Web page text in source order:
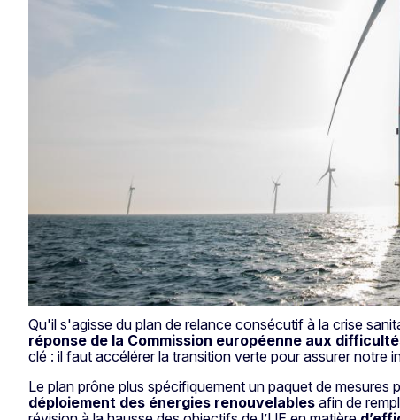
Qu'il s'agisse du plan de relance consécutif à la crise
réponse de la Commission européenne aux
clé : il faut accélérer la transition verte pour assurer notre
Le plan prône plus spécifiquement un paquet de mesures
déploiement des énergies renouvelables afin de